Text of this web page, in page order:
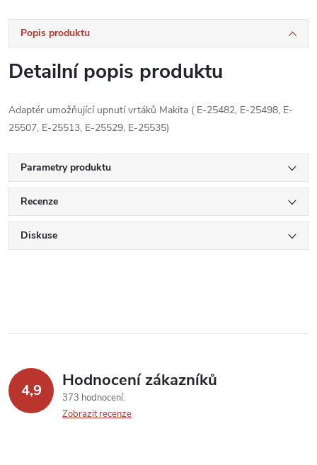
Popis produktu
Detailní popis produktu
Adaptér umožňující upnutí vrtáků Makita ( E-25482, E-25498, E-
25507, E-25513, E-25529, E-25535)
Parametry produktu
Recenze
Diskuse
4,9 Hodnocení zákazníků
373 hodnocení
Zobrazit recenze